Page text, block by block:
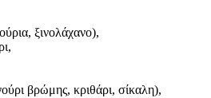
ξινολάχανο),
βρώμης, κριθάρι, σίκαλη),